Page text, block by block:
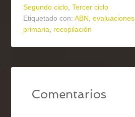
Segundo ciclo ,Tercer ciclo
Etiquetado con:ABN ,evaluaciones
primaria
recopilación
Comentarios